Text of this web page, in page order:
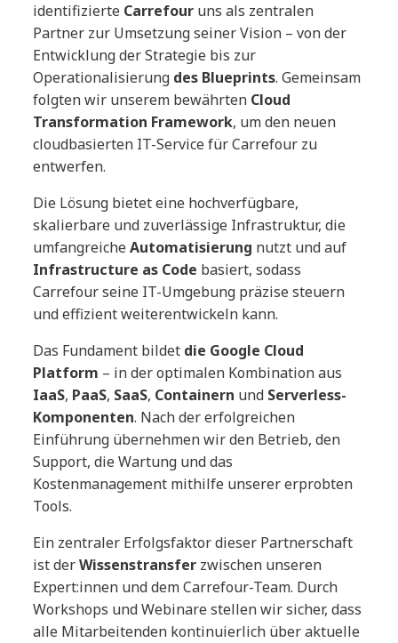
identifizierte Carrefour uns als zentralen
Partner zur Umsetzung seiner Vision – von der
Entwicklung der Strategie bis zur
Operationalisierung des Blueprints. Gemeinsam
folgten wir unserem bewährten Cloud
Transformation Framework, um den neuen
cloudbasierten IT-Service für Carrefour zu
entwerfen.
Die Lösung bietet eine hochverfügbare,
skalierbare und zuverlässige Infrastruktur, die
umfangreicheAutomatisierung nutzt und auf
Infrastructure as Code basiert, sodass
Carrefour seine IT-Umgebung präzise steuern
und effizient weiterentwickeln kann.
Das Fundament bildet die Google Cloud
Platform – in der optimalen Kombination aus
IaaS, PaaS, SaaS, Containern und Serverless-
Komponenten. Nach der erfolgreichen
Einführung übernehmen wir den Betrieb, den
Support, die Wartung und das
Kostenmanagement mithilfe unserer erprobten
Tools.
Ein zentraler Erfolgsfaktor dieser Partnerschaft
ist derWissenstransfer zwischen unseren
Expert:innen und dem Carrefour-Team. Durch
Workshops und Webinare stellen wir sicher, dass
alle Mitarbeitenden kontinuierlich über aktuelle